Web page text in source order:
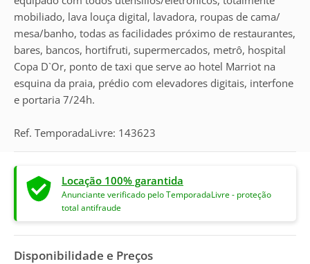
mobiliado, lava louça digital, lavadora, roupas de cama/
mesa/banho, todas as facilidades próximo de restaurantes,
bares, bancos, hortifruti, supermercados, metrô, hospital
Copa D`Or, ponto de taxi que serve ao hotel Marriot na
esquina da praia, prédio com elevadores digitais, interfone
e portaria 7/24h.
Ref. TemporadaLivre: 143623
Locação 100% garantida
Anunciante verificado pelo TemporadaLivre - proteção
total antifraude
Disponibilidade e Preços